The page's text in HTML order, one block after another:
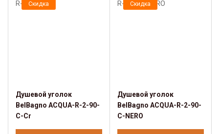
Скидка
Душевой уголок
BelBagno ACQUA-R-2-90-
C-Cr
Скидка
Душевой уголок
BelBagno ACQUA-R-2-90-
C-NERO